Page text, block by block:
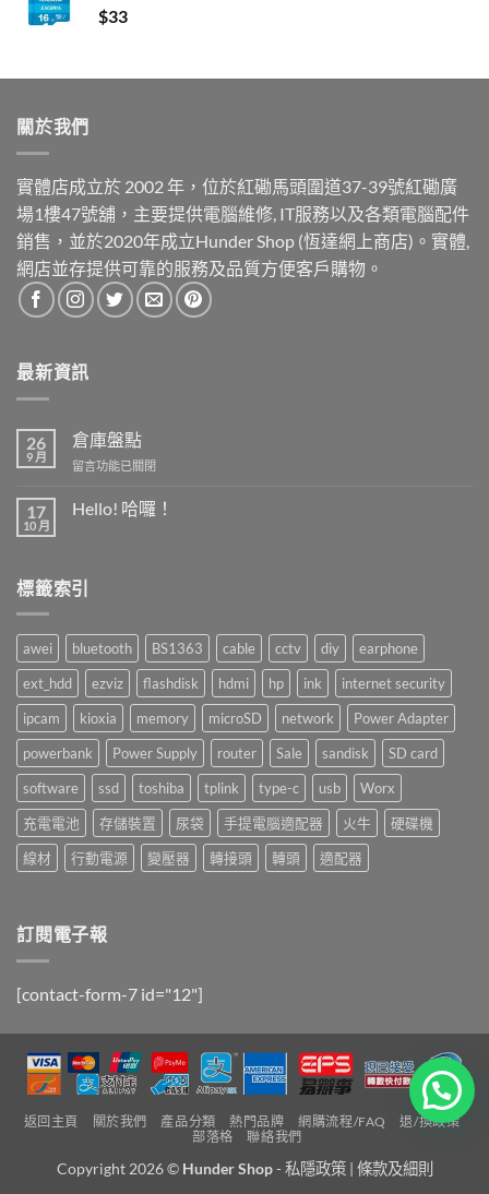
$33
關於我們
實體店成立於 2002 年，位於紅磡馬頭圍道37-39號紅磡廣
場1樓47號舖，主要提供電腦維修, IT服務以及各類電腦配件
銷售，並於2020年成立Hunder Shop (恆達網上商店)。實體,
網店並存提供可靠的服務及品質方便客戶購物。
最新資訊
26
9 月
倉庫盤點
在
庫
盤
留言功能已關閉
17
10 月
Hello! 哈囉！
中
標籤索引
awei bluetooth BS1363 cable cctv diy
earphone
ext_hdd
ezviz flashdisk hdmi hp ink
internet security
ipcam
kioxia memory microSD network
Power Adapter
powerbank
Power Supply router Sale sandisk
SD card
software
ssd toshiba tplink type-c usb
Worx
充電電池
存儲裝置 尿袋 手提電腦適配器 火牛
硬碟機
線材
行動電源 變壓器 轉接頭 轉頭 適配器
訂閱電子報
[contact-form-7 id="12"]
返回主頁 關於我們 產品分類 熱門品牌 網購流程/FAQ
退/換政策
部落格
聯絡我們
Copyright 2026 © Hunder Shop- 私隱政策| 條款及細則